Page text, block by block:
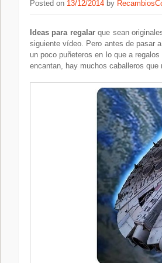
Posted on 13/12/2014 by
Ideas para regalarque sean
siguiente vídeo. Pero antes de pasar
un poco puñeteros en lo que a
encantan, hay muchos caballeros